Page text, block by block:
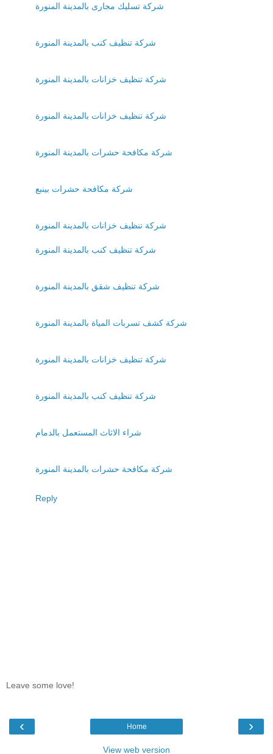
شركة تسليك مجارى بالمدينة المنورة
شركة تنظيف كنب بالمدينة المنورة
شركة تنظيف خزانات بالمدينة المنورة
شركة تنظيف خزانات بالمدينة المنورة
شركة مكافحة حشرات بالمدينة المنورة
شركة تنظيف خزانات بالمدينة المنورة
شركة تنظيف كنب بالمدينة المنورة
شركة تنظيف شقق بالمدينة المنورة
شركة كشف تسربات المياة بالمدينة المنورة
شركة تنظيف خزانات بالمدينة المنورة
شركة تنظيف كنب بالمدينة المنورة
شراء الاثاث المستعمل بالدمام
شركة مكافحة حشرات بالمدينة المنورة
Reply
Leave some love!
‹ ›
Home
View web version